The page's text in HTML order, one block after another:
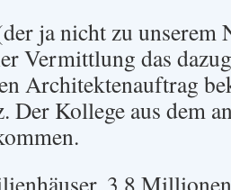
ja nicht zu unserem
Vermittlung das
Architektenauftrag
Der Kollege aus dem
3,8